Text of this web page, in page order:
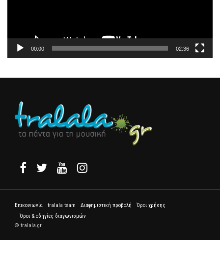
00:00 02:36
Επικοινωνία tralala team Διαφημιστική προβολή
Όροι χρήσης
Όροι & οδηγίες διαγωνισμών
© tralala.gr